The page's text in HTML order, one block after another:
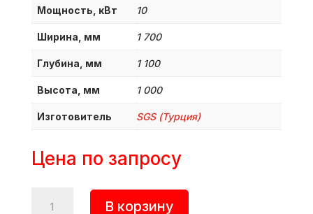
Мощность, кВт 10
Ширина, мм 1 700
Глубина, мм 1 100
Высота, мм 1 000
Изготовитель SGS (Турция)
Цена по запросу
товара
В корзину